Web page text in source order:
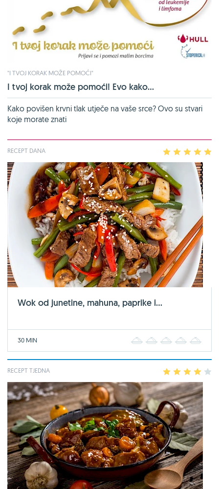
"I TVOJ KORAK MOŽE POMOĆI"
I tvoj korak može pomoći! Evo kako...
Kako povišen krvni tlak utječe na vaše srce? Ovo su stvari
koje morate znati
RECEPT DANA 2 3 4
Wok od junetine, mahuna, paprike i...
30 MIN 2 3 4
RECEPT TJEDNA 2 3 4